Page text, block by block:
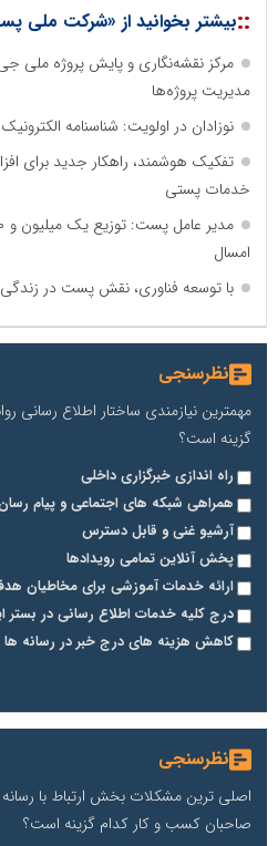
::بیشتر بخوانید از «شرکت ملی
مرکز نقشه‌نگاری و پایش پروژه ملی
مدیریت پروژه‌ها
نوزادان در اولویت: شناسنامه
خدمات پستی
امسال
با توسعه فناوری، نقش پست در
نظرسنجی
مهمترین نیازمندی ساختار اطلاع رسانی
گزینه است؟
راه اندازی خبرگزاری داخلی
همراهی شبکه های اجتماعی و پیام
آرشیو غنی و قابل دسترس
پخش آنلاین تمامی رویدادها
ارائه خدمات آموزشی برای مخاطیان
درج کلیه خدمات اطلاع رسانی در بستر
کاهش هزینه های درج خبر در رسانه ها
نظرسنجی
اصلی ترین مشکلات بخش ارتباط با
صاحبان کسب و کار کدام گزینه است؟